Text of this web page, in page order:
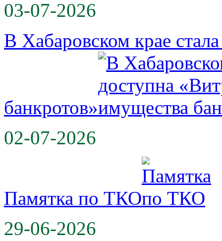
03-07-2026
В Хабаровском крае
банкротов»
02-07-2026
Памятка по ТКО
29-06-2026